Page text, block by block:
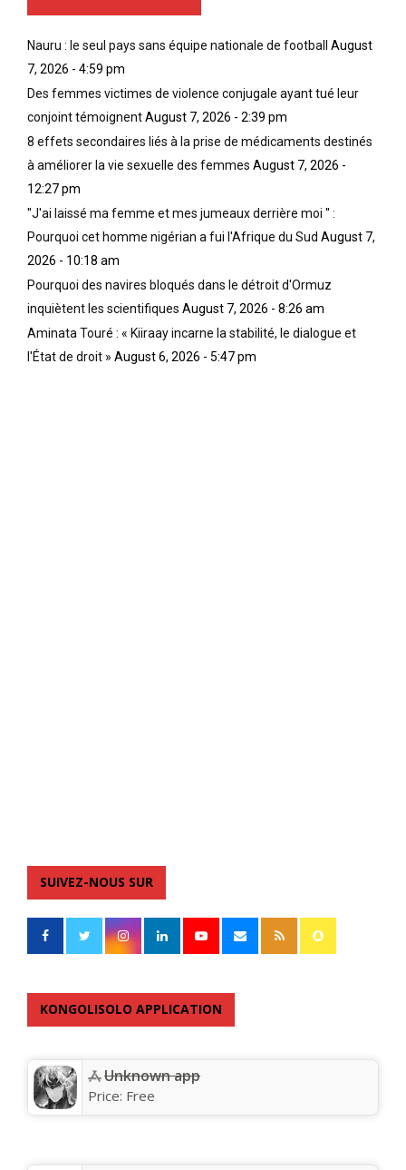
Nauru : le seul pays sans équipe nationale de football August
7, 2026 - 4:59 pm
Des femmes victimes de violence conjugale ayant tué leur
conjoint témoignentAugust 7, 2026 - 2:39 pm
8 effets secondaires liés à la prise de médicaments destinés
à améliorer la vie sexuelle des femmes August 7, 2026 -
12:27 pm
''J'ai laissé ma femme et mes jumeaux derrière moi '' :
Pourquoi cet homme nigérian a fui l'Afrique du Sud August 7,
2026 - 10:18 am
Pourquoi des navires bloqués dans le détroit d'Ormuz
inquiètent les scientifiques August 7, 2026 - 8:26 am
Aminata Touré : « Kiiraay incarne la stabilité, le dialogue et
l'État de droit » August 6, 2026 - 5:47 pm
SUIVEZ-NOUS SUR
KONGOLISOLO APPLICATION
Unknown app
Price: Free